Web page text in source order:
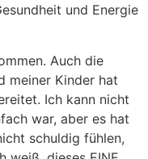
und Energie
Auch die
meiner Kinder hat
Ich kann nicht
war, aber es hat
schuldig fühlen,